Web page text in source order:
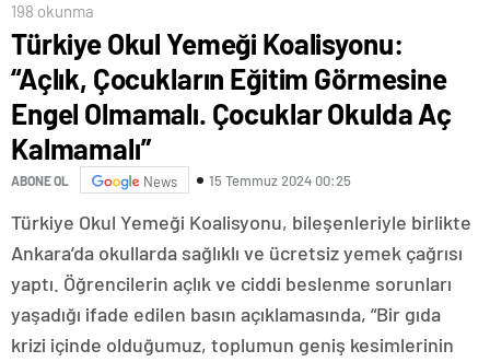
198 okunma
Türkiye Okul Yemeği Koalisyonu:
“Açlık, Çocukların Eğitim Görmesine
Engel Olmamalı. Çocuklar Okulda Aç
Kalmamalı”
ABONE OL News 15 Temmuz 2024 00:25
Türkiye Okul Yemeği Koalisyonu, bileşenleriyle birlikte
Ankara’da okullarda sağlıklı ve ücretsiz yemek çağrısı
yaptı. Öğrencilerin açlık ve ciddi beslenme sorunları
yaşadığı ifade edilen basın açıklamasında, “Bir gıda
krizi içinde olduğumuz, toplumun geniş kesimlerinin